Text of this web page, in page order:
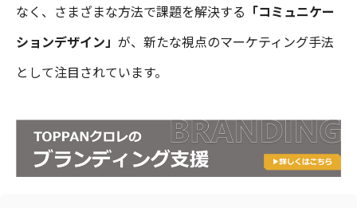
なく、さまざまな方法で課題を解決する 「コミュニケー
ションデザイン」 が、新たな視点のマーケティング手法
として注目されています。